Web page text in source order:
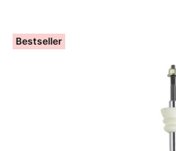
Bestseller